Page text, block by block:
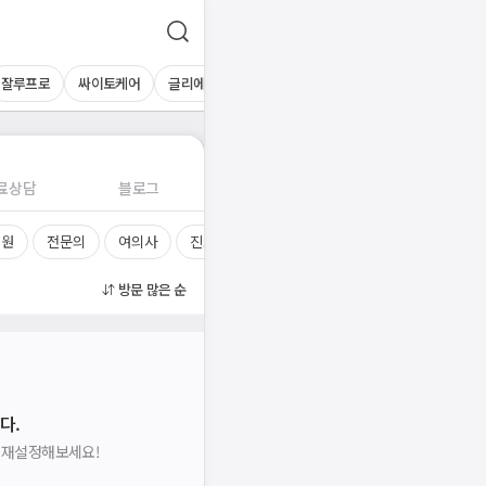
잘루프로 싸이토케어 글리에보
상담 블로그
전문의 여의사 진료시간
방문 많은 순
.
설정해보세요!